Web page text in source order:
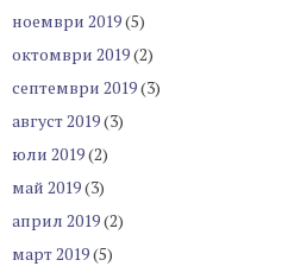
ноември 2019(5)
октомври 2019(2)
септември 2019(3)
август 2019(3)
юли 2019(2)
май 2019(3)
април 2019(2)
март 2019(5)